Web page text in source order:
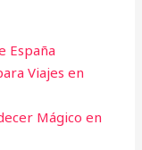
España
Viajes en
Mágico en